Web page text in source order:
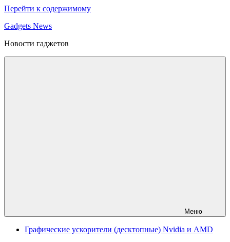
Перейти к содержимому
Gadgets News
Новости гаджетов
Меню
Графические ускорители (десктопные) Nvidia и AMD